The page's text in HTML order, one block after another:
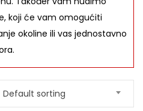
koji će vam omogućiti
okoline ili vas jednostavno
Default sorting